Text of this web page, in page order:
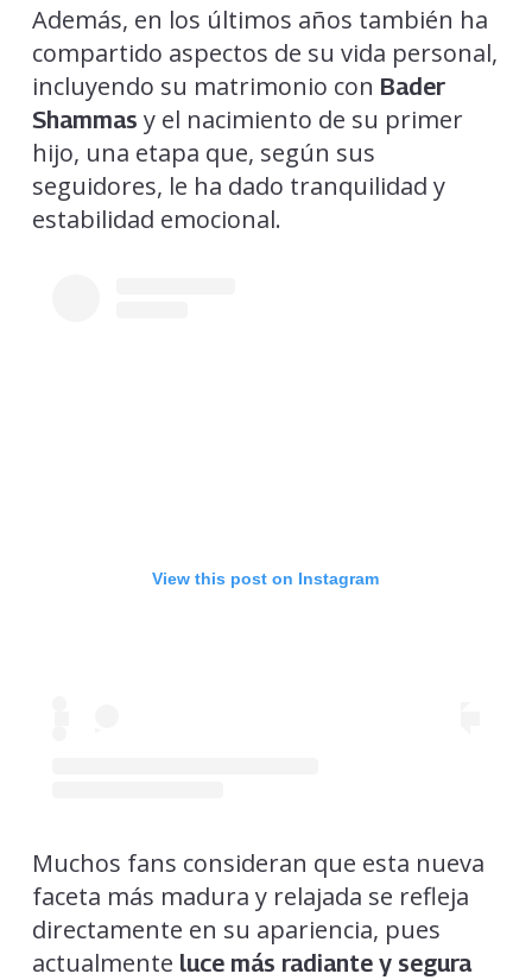
Además, en los últimos años también ha
compartido aspectos de su vida personal,
incluyendo su matrimonio con Bader
Shammas y el nacimiento de su primer
hijo, una etapa que, según sus
seguidores, le ha dado tranquilidad y
estabilidad emocional.
View this post on Instagram
Muchos fans consideran que esta nueva
faceta más madura y relajada se refleja
directamente en su apariencia, pues
actualmente luce más radiante y segura